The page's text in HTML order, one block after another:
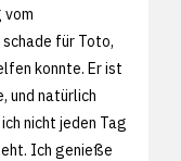
für Toto,
konnte. Er ist
und natürlich
nicht jeden Tag
Ich genieße